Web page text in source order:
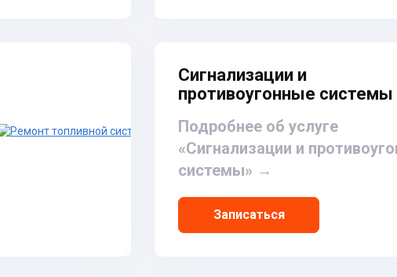
Сигнализации и
противоугонные системы
Подробнее об услуге
«Сигнализации и
системы» →
Записаться